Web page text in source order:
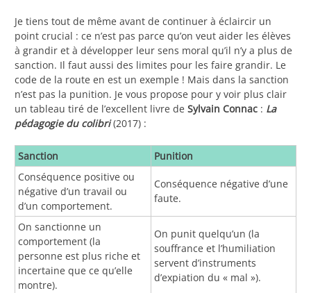
Je tiens tout de même avant de continuer à éclaircir un
point crucial : ce n’est pas parce qu’on veut aider les élèves
à grandir et à développer leur sens moral qu’il n’y a plus de
sanction. Il faut aussi des limites pour les faire grandir. Le
code de la route en est un exemple ! Mais dans la sanction
n’est pas la punition. Je vous propose pour y voir plus clair
un tableau tiré de l’excellent livre de Sylvain Connac : La
pédagogie du colibri(2017) :
Sanction
Punition
Conséquence positive ou
négative d’un travail ou
d’un comportement.
Conséquence négative d’une
faute.
On sanctionne un
comportement (la
personne est plus riche et
incertaine que ce qu’elle
montre).
On punit quelqu’un (la
souffrance et l’humiliation
servent d’instruments
d’expiation du « mal »).